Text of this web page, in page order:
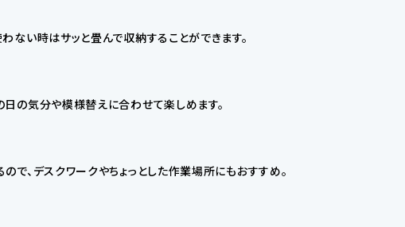
ない時はサッと畳んで収納することができます。
の気分や模様替えに合わせて楽しめます。
で、デスクワークやちょっとした作業場所にもおすすめ。